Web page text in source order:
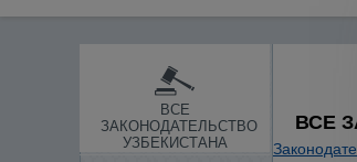
ВСЕ
ЗАКОНОДАТЕЛЬСТВО
УЗБЕКИСТАНА
ВСЕ